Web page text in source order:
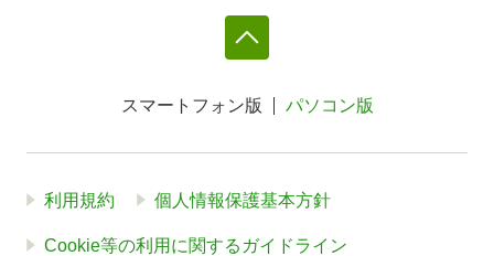
スマートフォン版 パソコン版
利用規約 個人情報保護基本方針
Cookie等の利用に関するガイドライン